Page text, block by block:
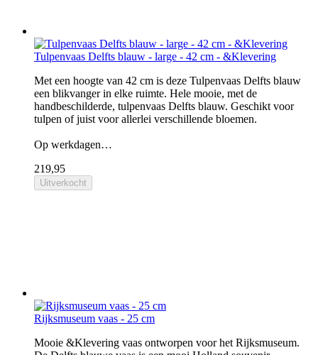
Tulpenvaas Delfts blauw - large - 42 cm - &Klevering
Met een hoogte van 42 cm is deze Tulpenvaas Delfts blauw
een blikvanger in elke ruimte. Hele mooie, met de
handbeschilderde, tulpenvaas Delfts blauw. Geschikt voor
tulpen of juist voor allerlei verschillende bloemen.
Op werkdagen…
219,95
Uitverkocht
Rijksmuseum vaas - 25 cm
Mooie &Klevering vaas ontworpen voor het Rijksmuseum.